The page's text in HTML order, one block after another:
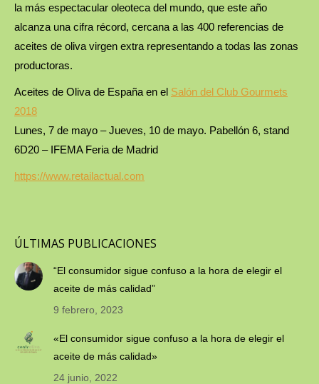
la más espectacular oleoteca del mundo, que este año
alcanza una cifra récord, cercana a las 400 referencias de
aceites de oliva virgen extra representando a todas las zonas
productoras.
Aceites de Oliva de España en el Salón del Club Gourmets
2018
Lunes, 7 de mayo – Jueves, 10 de mayo. Pabellón 6, stand
6D20 – IFEMA Feria de Madrid
https://www.retailactual.com
ÚLTIMAS PUBLICACIONES
“El consumidor sigue confuso a la hora de elegir el
aceite de más calidad”
9 febrero, 2023
«El consumidor sigue confuso a la hora de elegir el
aceite de más calidad»
24 junio, 2022